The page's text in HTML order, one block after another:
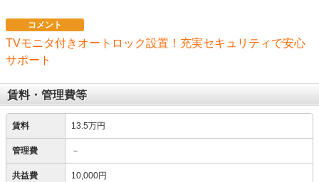
コメント
TVモニタ付きオートロック設置！充実セキュリティで安心
サポート
賃料・管理費等
賃料 13.5万円
管理費 －
共益費 10,000円